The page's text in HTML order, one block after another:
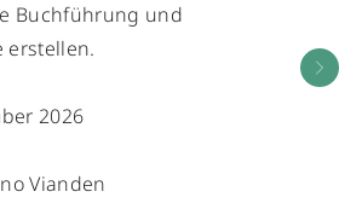
Buchführung und
erstellen.
2026
Vianden